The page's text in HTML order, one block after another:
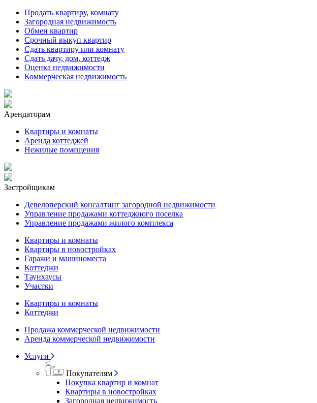
Продать квартиру, комнату
Загородная недвижимость
Обмен квартир
Срочный выкуп квартир
Сдать квартиру или комнату
Сдать дачу, дом, коттедж
Оценка недвижимости
Коммерческая недвижимость
Арендаторам
Квартиры и комнаты
Аренда коттеджей
Нежилые помещения
Застройщикам
Девелоперский консалтинг загородной недвижимости
Управление продажами коттеджного поселка
Управление продажами жилого комплекса
Квартиры и комнаты
Квартиры в новостройках
Гаражи и машиноместа
Коттеджи
Таунхаусы
Участки
Квартиры и комнаты
Коттеджи
Продажа коммерческой недвижимости
Аренда коммерческой недвижимости
Услуги
Покупателям
Покупка квартир и комнат
Квартиры в новостройках
Загородная недвижимость